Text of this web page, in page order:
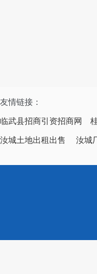
友情链接：
临武县招商引资招商网
汝城土地出租出售 汝城